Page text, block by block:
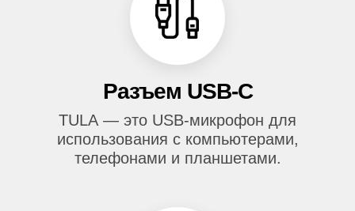
Разъем USB-C
TULA — это USB-микрофон для
использования с компьютерами,
телефонами и планшетами.